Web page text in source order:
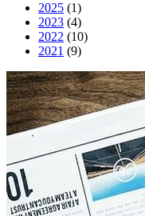
2025 (1)
2023 (4)
2022 (10)
2021 (9)